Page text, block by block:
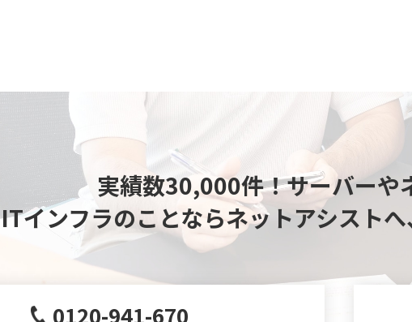
実績数30,000件！サーバーや
ITインフラのことならネットアシストへ
0120-941-670